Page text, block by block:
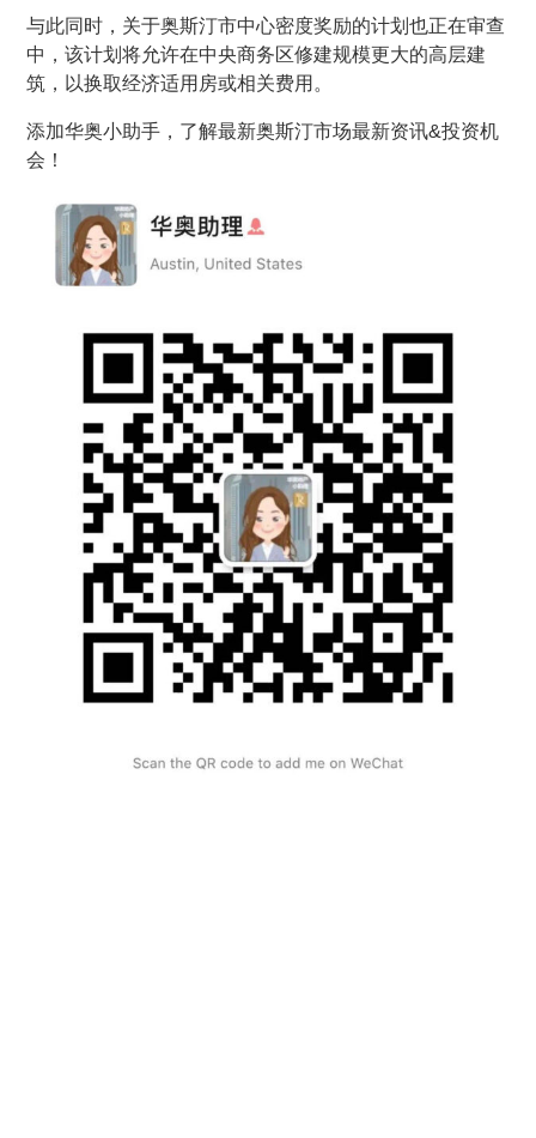
与此同时，关于奥斯汀市中心密度奖励的计划也正在审查
中，该计划将允许在中央商务区修建规模更大的高层建
筑，以换取经济适用房或相关费用。
添加华奥小助手，了解最新奥斯汀市场最新资讯&投资机
会！